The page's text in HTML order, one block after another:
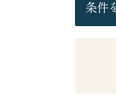
条件